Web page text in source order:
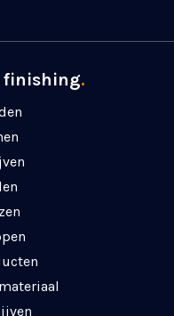
finishing.